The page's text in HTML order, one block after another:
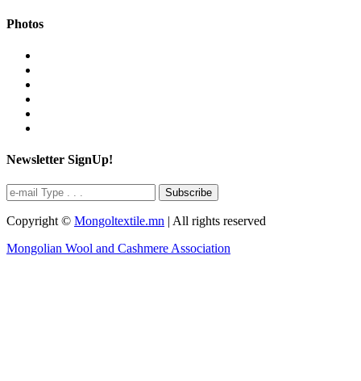
Photos
Newsletter SignUp!
Subscribe
Copyright © Mongoltextile.mn | All rights reserved
Mongolian Wool and Cashmere Association